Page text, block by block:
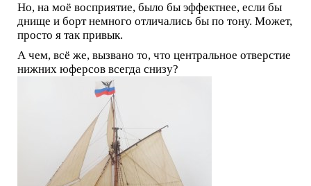
Но, на моё восприятие, было бы эффектнее, если бы
днище и борт немного отличались бы по тону. Может,
просто я так привык.
А чем, всё же, вызвано то, что центральное отверстие
нижних юферсов всегда снизу?